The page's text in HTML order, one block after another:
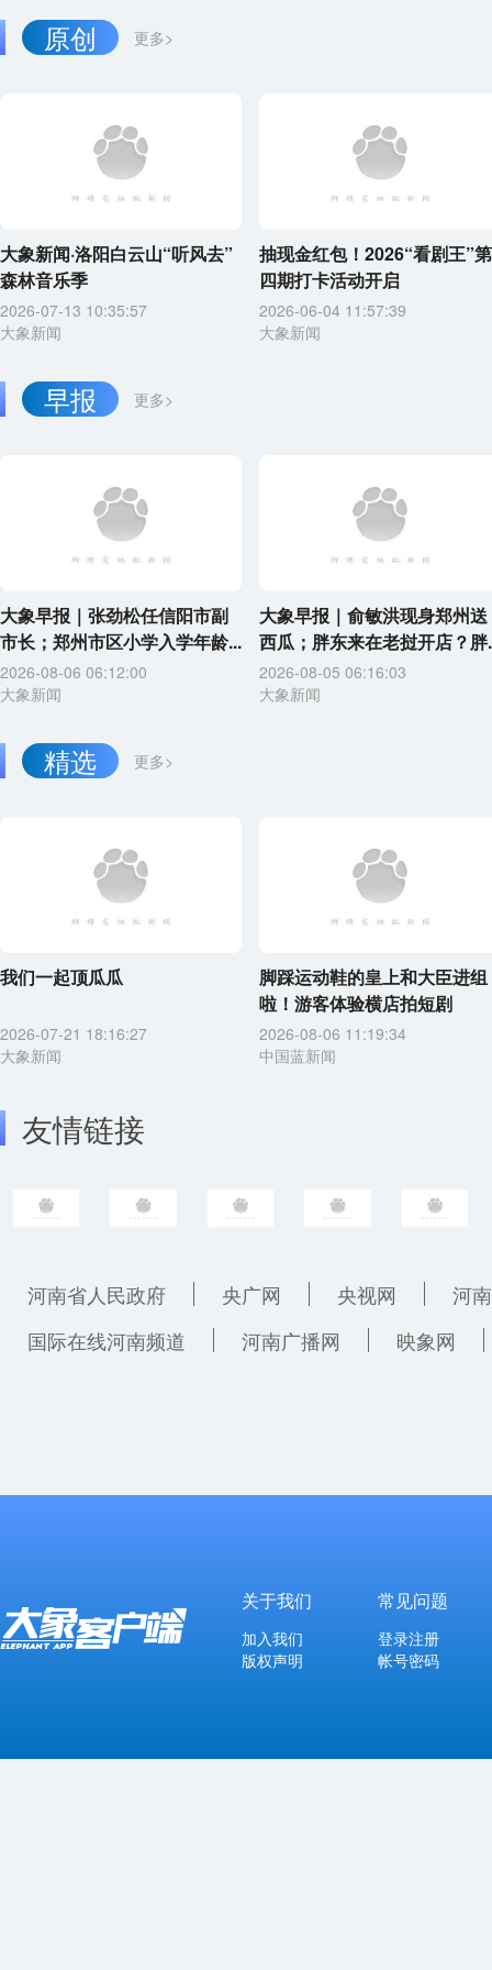
更多>
原创
大象新闻·洛阳白云山“听风去”
森林音乐季
2026-07-13 10:35:57
大象新闻
抽现金红包！2026“看剧王”第
四期打卡活动开启
2026-06-04 11:57:39
大象新闻
更多>
早报
大象早报｜张劲松任信阳市副
市长；郑州市区小学入学年龄...
2026-08-06 06:12:00
大象新闻
大象早报｜俞敏洪现身郑州送
西瓜；胖东来在老挝开店？胖
2026-08-05 06:16:03
大象新闻
更多>
精选
我们一起顶瓜瓜
2026-07-21 18:16:27
大象新闻
脚踩运动鞋的皇上和大臣进组
啦！游客体验横店拍短剧
2026-08-06 11:19:34
中国蓝新闻
友情链接
河南省人民政府 央广网 央视网
河
国际在线河南频道
河南广播网 映象网
关于我们
加入我们
版权声明
常见问题
登录注册
帐号密码